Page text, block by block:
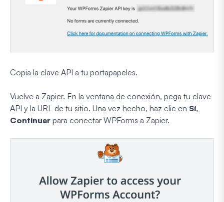
Copia la clave API a tu portapapeles.
Vuelve a Zapier. En la ventana de conexión, pega tu clave
API y la URL de tu sitio. Una vez hecho, haz clic en Sí,
Continuar para conectar WPForms a Zapier.